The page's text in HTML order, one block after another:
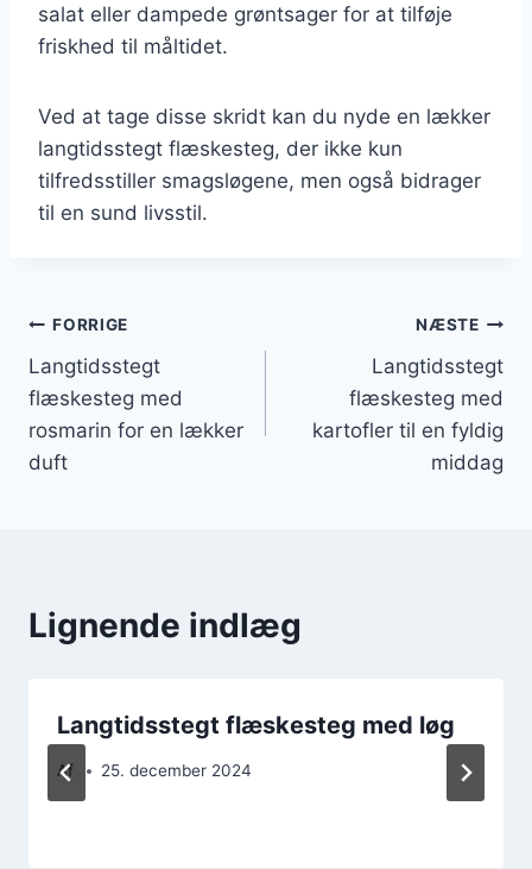
salat eller dampede grøntsager for at tilføje
friskhed til måltidet.
Ved at tage disse skridt kan du nyde en lækker
langtidsstegt flæskesteg, der ikke kun
tilfredsstiller smagsløgene, men også bidrager
til en sund livsstil.
Indlægsnavigation
FORRIGE
Langtidsstegt
flæskesteg med
rosmarin for en lækker
duft
NÆSTE
Langtidsstegt
flæskesteg med
kartofler til en fyldig
middag
Lignende indlæg
Langtidsstegt flæskesteg med løg
Af 25. december 2024